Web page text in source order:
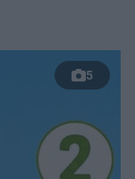
5